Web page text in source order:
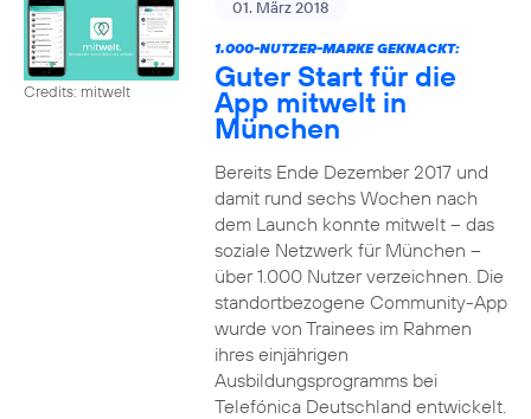
Credits: mitwelt
01. März 2018
1.000-NUTZER-MARKE GEKNACKT:
Guter Start für die
App mitwelt in
München
Bereits Ende Dezember 2017 und
damit rund sechs Wochen nach
dem Launch konnte mitwelt – das
soziale Netzwerk für München –
über 1.000 Nutzer verzeichnen. Die
standortbezogene Community-App
wurde von Trainees im Rahmen
ihres einjährigen
Ausbildungsprogramms bei
Telefónica Deutschland entwickelt.